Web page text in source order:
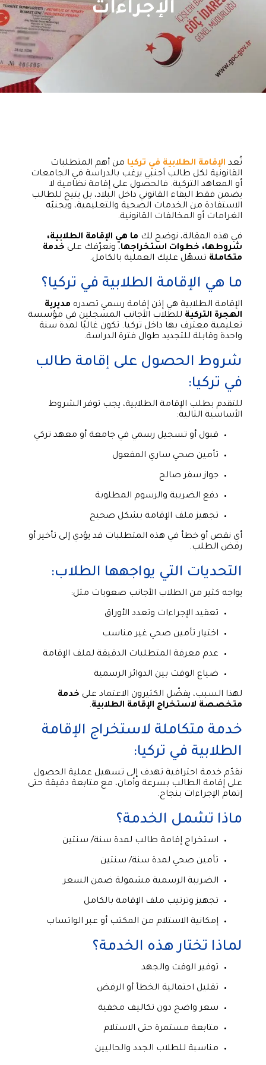
الإجراءات
تُعد الإقامة الطلابية في تركيا من أهم المتطلبات
القانونية لكل طالب أجنبي يرغب بالدراسة في الجامعات
أو المعاهد التركية. فالحصول على إقامة نظامية لا
يضمن فقط البقاء القانوني داخل البلاد، بل يتيح للطالب
الاستفادة من الخدمات الصحية والتعليمية، ويجنبّه
الغرامات أو المخالفات القانونية.
في هذه المقالة، نوضح لك ما هي الإقامة الطلابية،
شروطها، خطوات استخراجها، ونعرّفك على خدمة
متكاملة تسهّل عليك العملية بالكامل.
ما هي الإقامة الطلابية في تركيا؟
الإقامة الطلابية هي إذن إقامة رسمي تصدره مديرية
الهجرة التركية للطلاب الأجانب المسجلين في مؤسسة
تعليمية معترف بها داخل تركيا. تكون غالبًا لمدة سنة
واحدة وقابلة للتجديد طوال فترة الدراسة.
شروط الحصول على إقامة طالب
في تركيا:
للتقدم بطلب الإقامة الطلابية، يجب توفر الشروط
الأساسية التالية:
قبول أو تسجيل رسمي في جامعة أو معهد تركي
تأمين صحي ساري المفعول
جواز سفر صالح
دفع الضريبة والرسوم المطلوبة
تجهيز ملف الإقامة بشكل صحيح
أي نقص أو خطأ في هذه المتطلبات قد يؤدي إلى تأخير أو
رفض الطلب.
التحديات التي يواجهها الطلاب:
يواجه كثير من الطلاب الأجانب صعوبات مثل:
تعقيد الإجراءات وتعدد الأوراق
اختيار تأمين صحي غير مناسب
عدم معرفة المتطلبات الدقيقة لملف الإقامة
ضياع الوقت بين الدوائر الرسمية
لهذا السبب، يفضّل الكثيرون الاعتماد على خدمة
متخصصة لاستخراج الإقامة الطلابية.
خدمة متكاملة لاستخراج الإقامة
الطلابية في تركيا:
نقدّم خدمة احترافية تهدف إلى تسهيل عملية الحصول
على إقامة الطالب بسرعة وأمان، مع متابعة دقيقة حتى
إتمام الإجراءات بنجاح.
ماذا تشمل الخدمة؟
استخراج إقامة طالب لمدة سنة/ سنتين
تأمين صحي لمدة سنة/ سنتين
الضريبة الرسمية مشمولة ضمن السعر
تجهيز وترتيب ملف الإقامة بالكامل
إمكانية الاستلام من المكتب أو عبر الواتساب
لماذا تختار هذه الخدمة؟
توفير الوقت والجهد
تقليل احتمالية الخطأ أو الرفض
سعر واضح دون تكاليف مخفية
متابعة مستمرة حتى الاستلام
مناسبة للطلاب الجدد والحاليين